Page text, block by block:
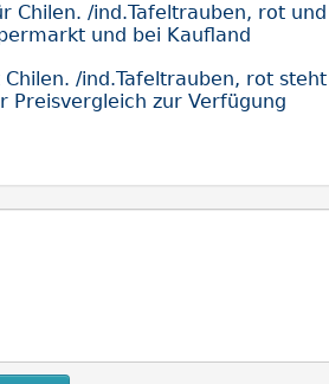
Chilen. /ind.Tafeltrauben, rot
und bei Kaufland
Chilen. /ind.Tafeltrauben, rot
Preisvergleich zur Verfügung